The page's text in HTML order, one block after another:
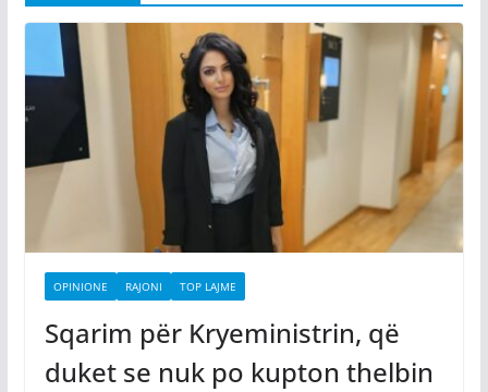
OPINIONE RAJONI TOP LAJME
Sqarim për Kryeministrin, që
duket se nuk po kupton thelbin